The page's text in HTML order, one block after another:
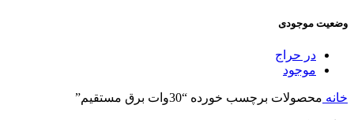
وضعیت موجودی
در حراج
موجود
خانه محصولات برچسب خورده “30وات برق مستقیم”